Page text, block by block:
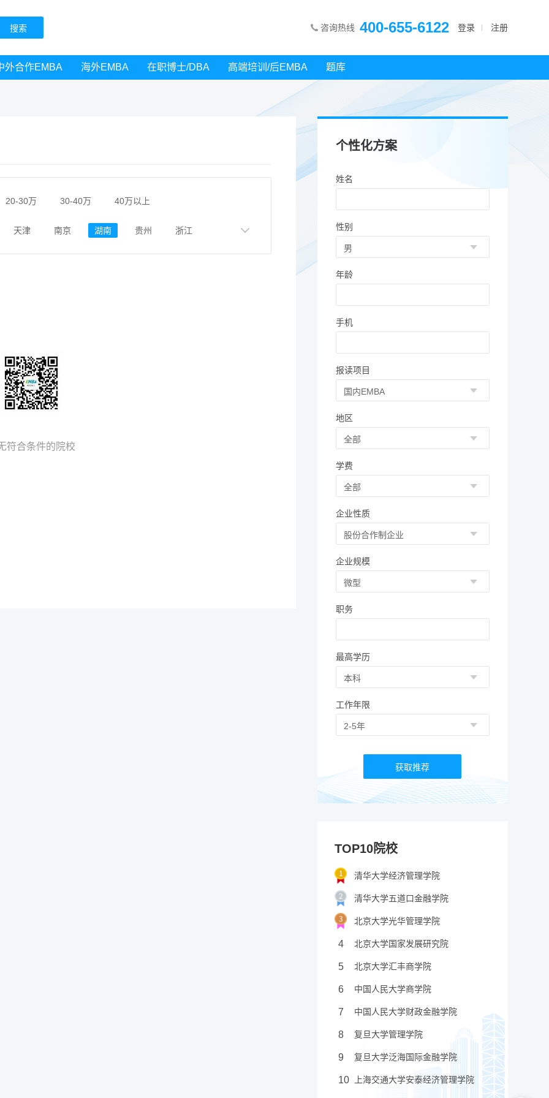
咨询热线 400-655-6122 登录 注册
外合作EMBA 海外EMBA 在职博士/DBA 高端培训/后EMBA 题库
20-30万 30-40万 40万以上
天津 南京 湖南 贵州 浙江
符合条件的院校
个性化方案
姓名
性别
年龄
手机
报读项目
地区
学费
企业性质
企业规模
职务
最高学历
工作年限
TOP10院校
清华大学经济管理学院
清华大学五道口金融学院
北京大学光华管理学院
4 北京大学国家发展研究院
5 北京大学汇丰商学院
6 中国人民大学商学院
7 中国人民大学财政金融学院
8 复旦大学管理学院
9 复旦大学泛海国际金融学院
10 上海交通大学安泰经济管理学院